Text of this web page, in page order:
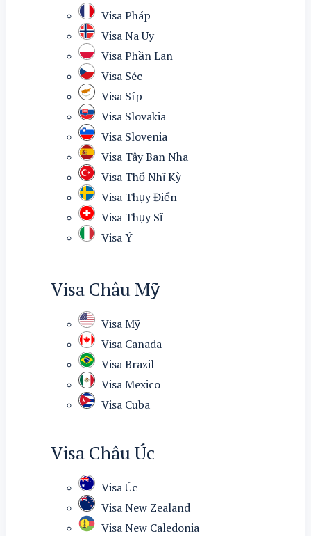
Visa Pháp
Visa Na Uy
Visa Phần Lan
Visa Séc
Visa Síp
Visa Slovakia
Visa Slovenia
Visa Tây Ban Nha
Visa Thổ Nhĩ Kỳ
Visa Thụy Điển
Visa Thụy Sĩ
Visa Ý
Visa Châu Mỹ
Visa Mỹ
Visa Canada
Visa Brazil
Visa Mexico
Visa Cuba
Visa Châu Úc
Visa Úc
Visa New Zealand
Visa New Caledonia